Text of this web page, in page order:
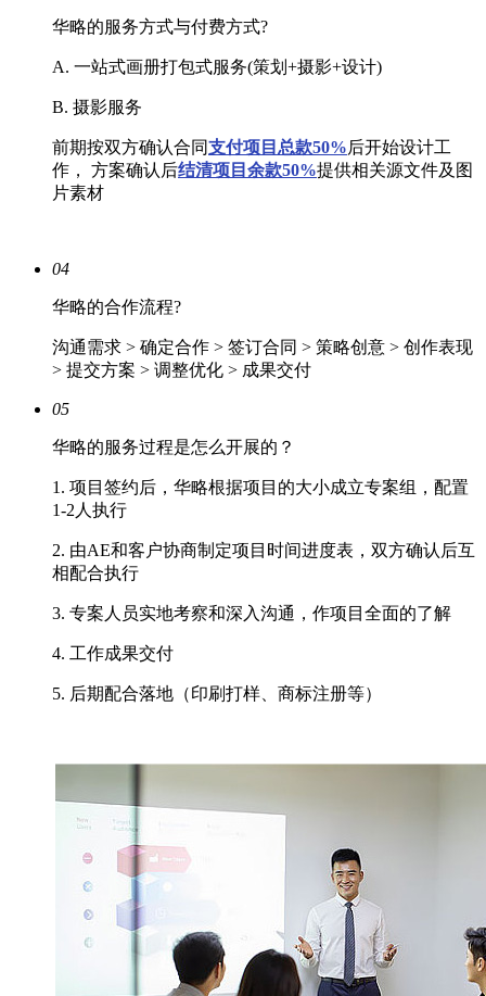
华略的服务方式与付费方式?
A. 一站式画册打包式服务(策划+摄影+设计)
B. 摄影服务
前期按双方确认合同支付项目总款50%后开始设计工
作， 方案确认后结清项目余款50%提供相关源文件及图
片素材
04
华略的合作流程?
沟通需求 > 确定合作 > 签订合同 > 策略创意 > 创作表现
> 提交方案 > 调整优化 > 成果交付
05
华略的服务过程是怎么开展的？
1. 项目签约后，华略根据项目的大小成立专案组，配置
1-2人执行
2. 由AE和客户协商制定项目时间进度表，双方确认后互
相配合执行
3. 专案人员实地考察和深入沟通，作项目全面的了解
4. 工作成果交付
5. 后期配合落地（印刷打样、商标注册等）